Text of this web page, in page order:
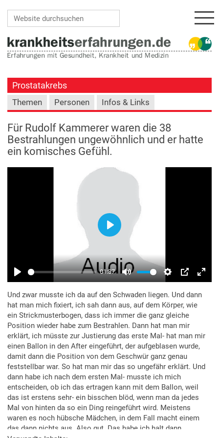
Prostatakrebs
Themen Personen Infos & Links
Für Rudolf Kammerer waren die 38
Bestrahlungen ungewöhnlich und er hatte
ein komisches Gefühl.
Und zwar musste ich da auf den Schwaden liegen. Und dann
hat man mich fixiert, ich sah dann aus, auf dem Körper, wie
ein Strickmusterbogen, dass ich immer die ganz gleiche
Position wieder habe zum Bestrahlen. Dann hat man mir
erklärt, ich müsste zur Justierung das erste Mal- hat man mir
einen Ballon in den After eingeführt, der aufgeblasen wurde,
damit dann die Position von dem Geschwür ganz genau
feststellbar war. So hat man mir das so ungefähr erklärt. Und
dann habe ich nach dem ersten Mal- musste ich mich
entscheiden, ob ich das ertragen kann mit dem Ballon, weil
das ist erstens sehr- ein bisschen blöd, wenn man da jedes
Mal von hinten da so ein Ding reingeführt wird. Meistens
waren es noch hübsche Mädchen, in dem Fall macht einem
das dann nichts aus. Also gut. Das habe ich halt dann